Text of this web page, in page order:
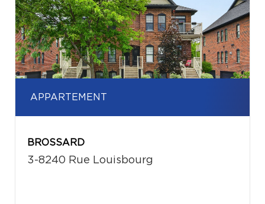
APPARTEMENT
BROSSARD
3-8240 Rue Louisbourg